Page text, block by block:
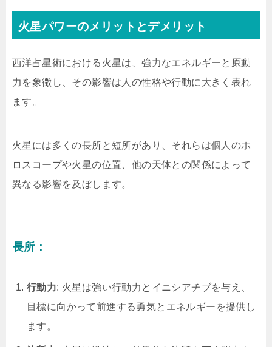
火星パワーのメリットとデメリット
西洋占星術における火星は、強力なエネルギーと原動
力を象徴し、その影響は人の性格や行動に大きく表れ
ます。
火星には多くの長所と短所があり、それらは個人のホ
ロスコープや火星の位置、他の天体との関係によって
異なる影響を及ぼします。
長所：
行動力: 火星は強い行動力とイニシアチブを与え、
目標に向かって前進する勇気とエネルギーを提供し
ます。